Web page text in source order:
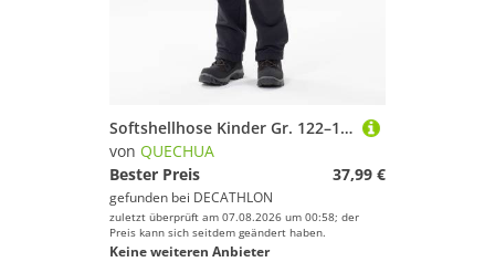
Softshellhose Kinder Gr. 122–170 warm Wandern - MH500 schwarz
von QUECHUA
Bester Preis
37,99 €
gefunden bei DECATHLON
zuletzt überprüft am 07.08.2026 um 00:58; der
Preis kann sich seitdem geändert haben.
Keine weiteren Anbieter